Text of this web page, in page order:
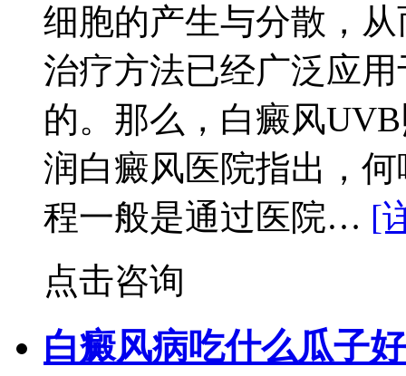
细胞的产生与分散，
治疗方法已经广泛应
的。那么，白癜风
润白癜风医院指出，
程一般是通过医院… [
点击咨询
白癜风病吃什么瓜子好